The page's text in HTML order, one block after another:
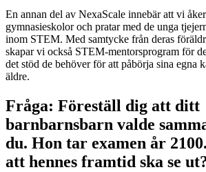
En annan del av NexaScale innebär att vi
gymnasieskolor och pratar med de unga
inom STEM. Med samtycke från deras
skapar vi också STEM-mentorsprogram för
det stöd de behöver för att påbörja sina egna
äldre.
Fråga: Föreställ dig att ditt
barnbarnsbarn valde
du. Hon tar examen år
att hennes framtid ska se